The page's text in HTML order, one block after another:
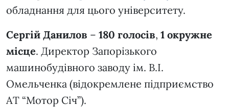
обладнання для цього університету.
Сергій Данилов – 180 голосів, 1 окружне
місце. Директор Запорізького
машинобудівного заводу ім. В.І.
Омельченка (відокремлене підприємство
АТ “Мотор Січ”).